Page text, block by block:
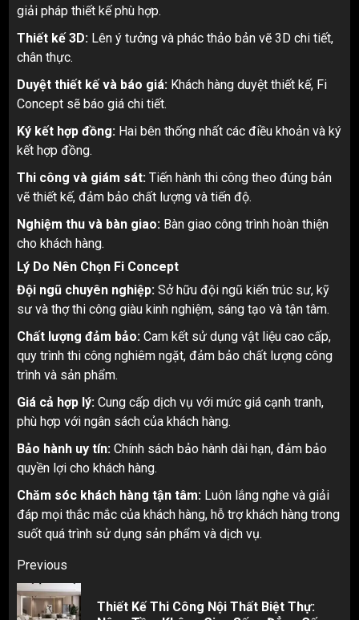
giải pháp thiết kế phù hợp.
Thiết kế 3D: Lên ý tưởng và phác thảo bản vẽ 3D chi tiết,
chân thực.
Duyệt thiết kế và báo giá: Khách hàng duyệt thiết kế, Fi
Concept sẽ báo giá chi tiết.
Ký kết hợp đồng: Hai bên thống nhất các điều khoản và ký
kết hợp đồng.
Thi công và giám sát: Tiến hành thi công theo đúng bản
vẽ thiết kế, đảm bảo chất lượng và tiến độ.
Nghiệm thu và bàn giao: Bàn giao công trình hoàn thiện
cho khách hàng.
Lý Do Nên Chọn Fi Concept
Đội ngũ chuyên nghiệp: Sở hữu đội ngũ kiến trúc sư, kỹ
sư và thợ thi công giàu kinh nghiệm, sáng tạo và tận tâm.
Chất lượng đảm bảo: Cam kết sử dụng vật liệu cao cấp,
quy trình thi công nghiêm ngặt, đảm bảo chất lượng công
trình và sản phẩm.
Giá cả hợp lý: Cung cấp dịch vụ với mức giá cạnh tranh,
phù hợp với ngân sách của khách hàng.
Bảo hành uy tín: Chính sách bảo hành dài hạn, đảm bảo
quyền lợi cho khách hàng.
Chăm sóc khách hàng tận tâm: Luôn lắng nghe và giải
đáp mọi thắc mắc của khách hàng, hỗ trợ khách hàng trong
suốt quá trình sử dụng sản phẩm và dịch vụ.
Post
navigation
Previous
Thiết Kế Thi Công Nội Thất Biệt Thự: